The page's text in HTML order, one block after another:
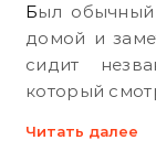
Был обычный летний день. Я вернулся к себе
домой и
сидит
который
Читать далее